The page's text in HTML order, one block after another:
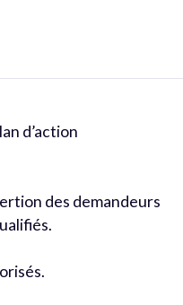
d’action
des demandeurs